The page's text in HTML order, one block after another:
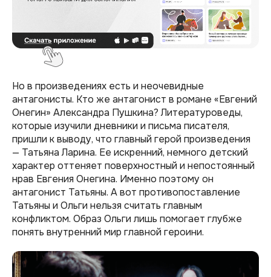
Но в произведениях есть и неочевидные
антагонисты. Кто же антагонист в романе «Евгений
Онегин» Александра Пушкина? Литературоведы,
которые изучили дневники и письма писателя,
пришли к выводу, что главный герой произведения
— Татьяна Ларина. Ее искренний, немного детский
характер оттеняет поверхностный и непостоянный
нрав Евгения Онегина. Именно поэтому он
антагонист Татьяны. А вот противопоставление
Татьяны и Ольги нельзя считать главным
конфликтом. Образ Ольги лишь помогает глубже
понять внутренний мир главной героини.